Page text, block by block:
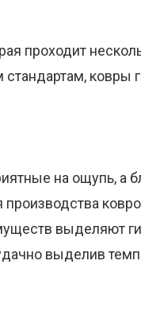
проходит
ковры
на ощупь, а
выделяют
выделив